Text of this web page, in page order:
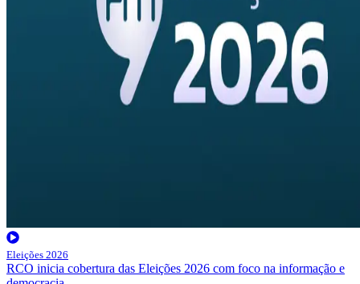
Eleições 2026
RCO inicia cobertura das Eleições 2026 com foco na informação e